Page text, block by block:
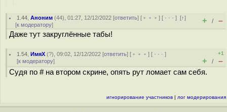
1.44 ,Аноним (44), 01:27, 12/12/2022 [ответить] [ ﹢﹢﹢] [ · · ·][↑]
[к модератору] + / –
Даже тут закруглённые табы!
1.54 ,ИмяХ (?), 09:02, 12/12/2022 [ответить] [ ﹢﹢﹢] [ · · ·]
[к модератору]
+1
+ / –
Судя по # на втором скрине, опять рут ломает сам себя.
игнорирование участников | лог модерирования